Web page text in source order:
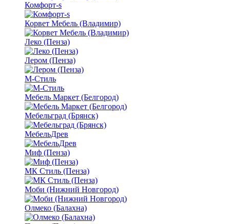
Комфорт-s
Корвет Мебель (Владимир)
Леко (Пенза)
Лером (Пенза)
М-Стиль
Мебель Маркет (Белгород)
Мебельград (Брянск)
МебельДрев
Миф (Пенза)
МК Стиль (Пенза)
Моби (Нижний Новгород)
Олмеко (Балахна)